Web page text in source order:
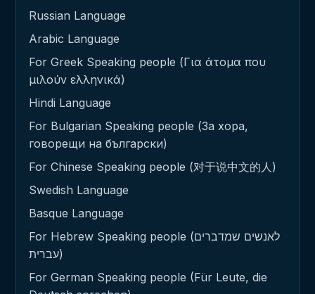
Russian Language
Arabic Language
For Greek Speaking people (Για άτομα που
μιλούν ελληνικά)
Hindi Language
For Bulgarian Speaking people (За хора,
говорещи на български)
For Chinese Speaking people (对于说中文的人)
Swedish Language
Basque Language
For Hebrew Speaking people (לאנשים שמדברים
עברית)
For German Speaking people (Für Leute, die